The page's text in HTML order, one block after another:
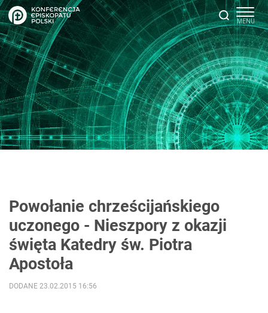
Powołanie chrześcijańskiego
uczonego - Nieszpory z okazji
święta Katedry św. Piotra
Apostoła
DODANE 23.02.2015 16:56